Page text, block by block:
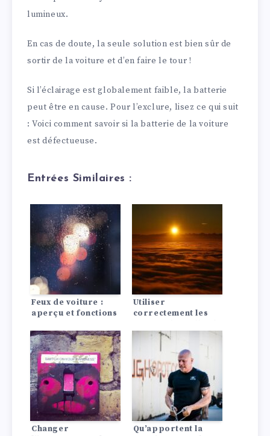
lumineux.
En cas de doute, la seule solution est bien sûr de
sortir de la voiture et d’en faire le tour !
Si l’éclairage est globalement faible, la batterie
peut être en cause. Pour l’exclure, lisez ce qui suit
: Voici comment savoir si la batterie de la voiture
est défectueuse.
Entrées Similaires :
Feux de voiture :
aperçu et fonctions
Utiliser
correctement les
arrière et les feux
antibrouillard avant
Changer
Qu’apportent la